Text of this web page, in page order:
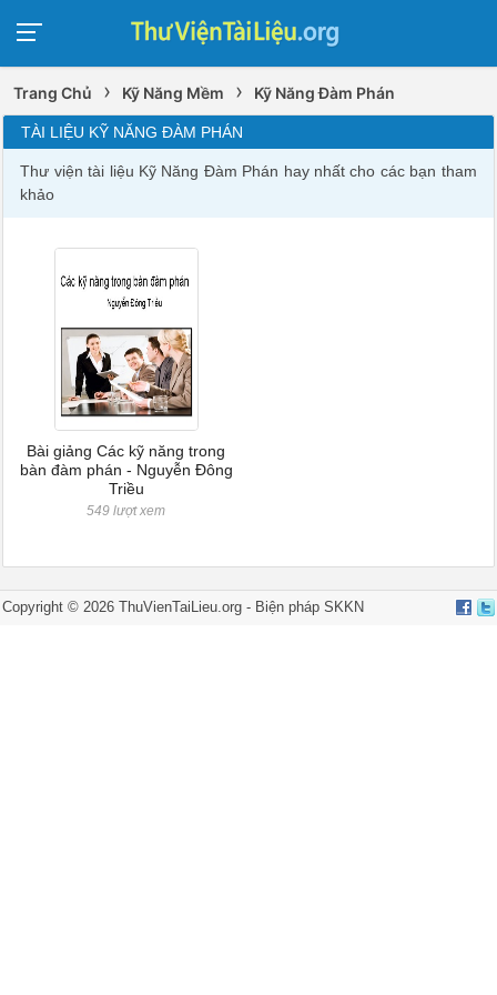
Trang Chủ › Kỹ Năng Mềm › Kỹ Năng Đàm Phán
TÀI LIỆU KỸ NĂNG ĐÀM PHÁN
Thư viện tài liệu Kỹ Năng Đàm Phán hay nhất cho các bạn tham
khảo
Bài giảng Các kỹ năng trong
bàn đàm phán - Nguyễn Đông
Triều
549 lượt xem
Copyright © 2026 ThuVienTaiLieu.org - Biện pháp SKKN